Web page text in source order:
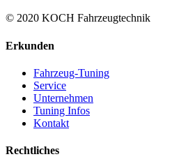
© 2020 KOCH Fahrzeugtechnik
Erkunden
Fahrzeug-Tuning
Service
Unternehmen
Tuning Infos
Kontakt
Rechtliches